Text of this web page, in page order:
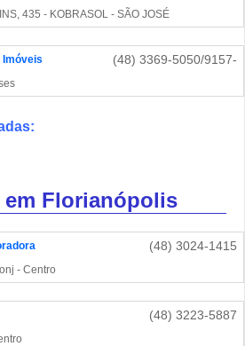
435 - KOBRASOL - SÃO JOSÉ
Imóveis (48) 3369-5050/9157-
Florianópolis
(48) 3024-1415
- Centro
(48) 3223-5887